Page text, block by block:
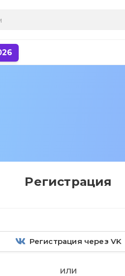
Регистрация
Регистрация через VK
ИЛИ